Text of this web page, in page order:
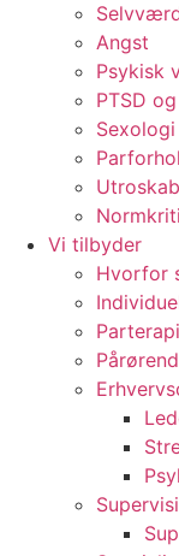
Angst
Psykisk
PTSD
Sexologi
Utroskab
Vi tilbyder
Hvorfor
Parterapi